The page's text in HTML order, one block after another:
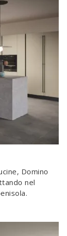
Domino
nel